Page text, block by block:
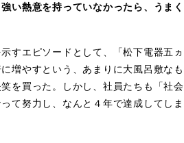
い熱意を持っていなかったら、うまく
すエピソードとして、「松下電器五ヵ
増やすという、あまりに大風呂敷なも
を買った。しかし、社員たちも「社会
て努力し、なんと４年で達成してしま